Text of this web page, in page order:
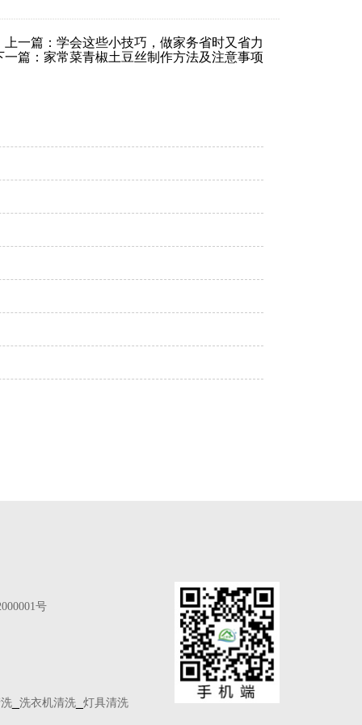
上一篇：学会这些小技巧，做家务省时又省力
一篇：家常菜青椒土豆丝制作方法及注意事项
号
洗衣机清洗 灯具清洗